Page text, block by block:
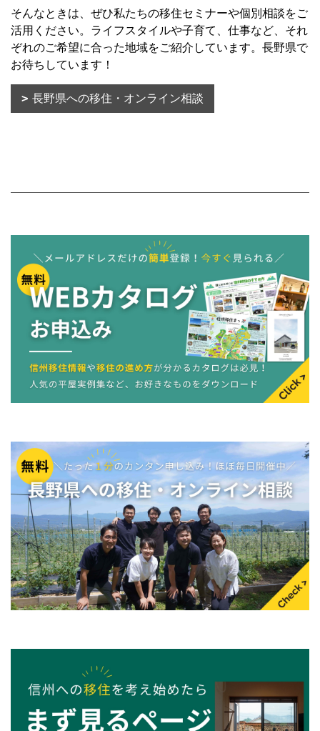
そんなときは、ぜひ私たちの移住セミナーや個別相談をご
活用ください。ライフスタイルや子育て、仕事など、それ
ぞれのご希望に合った地域をご紹介しています。長野県で
お待ちしています！
長野県への移住・オンライン相談